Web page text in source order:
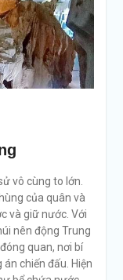
vô cùng to lớn.
của quân và
và giữ nước. Với
nên động Trung
quan, nơi bí
chiến đấu. Hiện